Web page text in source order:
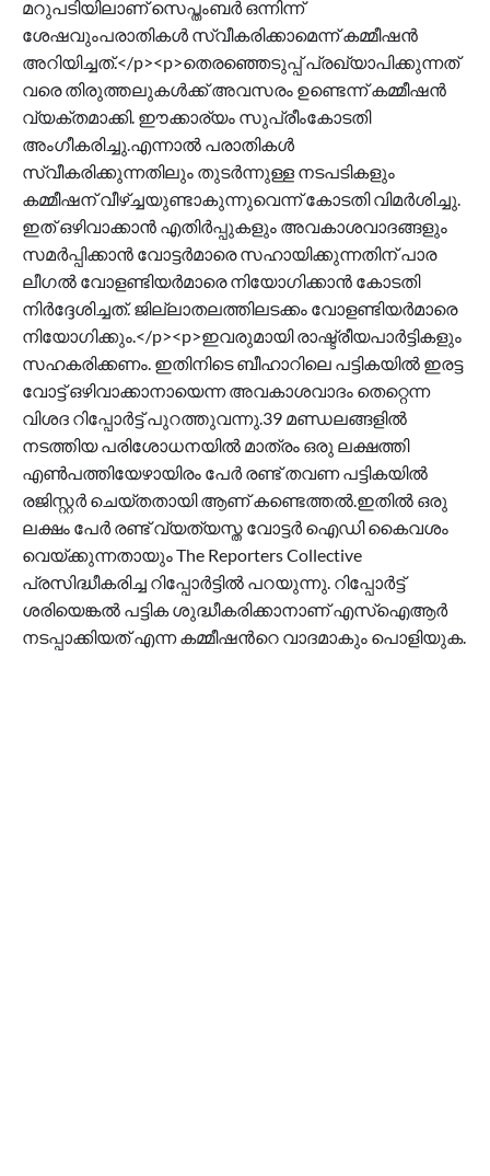
മറുപടിയിലാണ് സെപ്തംബർ ഒന്നിന്ന്
ശേഷവുംപരാതികൾ സ്വീകരിക്കാമെന്ന് കമ്മീഷൻ
അറിയിച്ചത്.</p><p>തെരഞ്ഞെടുപ്പ് പ്രഖ്യാപിക്കുന്നത്
വരെ തിരുത്തലുകൾക്ക് അവസരം ഉണ്ടെന്ന് കമ്മീഷൻ
വ്യക്തമാക്കി. ഈക്കാര്യം സുപ്രീംകോടതി
അംഗീകരിച്ചു.എന്നാൽ പരാതികൾ
സ്വീകരിക്കുന്നതിലും തുടർന്നുള്ള നടപടികളും
കമ്മീഷന് വീഴ്ച്ചയുണ്ടാകുന്നുവെന്ന് കോടതി വിമർശിച്ചു.
ഇത് ഒഴിവാക്കാൻ എതിർപ്പുകളും അവകാശവാദങ്ങളും
സമർപ്പിക്കാൻ വോട്ടർമാരെ സഹായിക്കുന്നതിന് പാര
ലീഗൽ വോളണ്ടിയർമാരെ നിയോഗിക്കാൻ കോടതി
നിർദ്ദേശിച്ചത്. ജില്ലാതലത്തിലടക്കം വോളണ്ടിയർമാരെ
നിയോഗിക്കും.</p><p>ഇവരുമായി രാഷ്ട്രീയപാർട്ടികളും
സഹകരിക്കണം. ഇതിനിടെ ബീഹാറിലെ പട്ടികയിൽ ഇരട്ട
വോട്ട് ഒഴിവാക്കാനായെന്ന അവകാശവാദം തെറ്റെന്ന
വിശദ റിപ്പോർട്ട് പുറത്തുവന്നു.39 മണ്ഡലങ്ങളിൽ
നടത്തിയ പരിശോധനയിൽ മാത്രം ഒരു ലക്ഷത്തി
എൺപത്തിയേഴായിരം പേർ രണ്ട് തവണ പട്ടികയിൽ
രജിസ്റ്റർ ചെയ്തതായി ആണ് കണ്ടെത്തൽ.ഇതിൽ ഒരു
ലക്ഷം പേർ രണ്ട് വ്യത്യസ്ത വോട്ടർ ഐഡി കൈവശം
വെയ്ക്കുന്നതായും The Reporters Collective
പ്രസിദ്ധീകരിച്ച റിപ്പോർട്ടിൽ പറയുന്നു. റിപ്പോർട്ട്
ശരിയെങ്കൽ പട്ടിക ശുദ്ധീകരിക്കാനാണ് എസ്ഐആർ
നടപ്പാക്കിയത് എന്ന കമ്മീഷൻറെ വാദമാകും പൊളിയുക.